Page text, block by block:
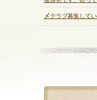
〆クラブ募集して